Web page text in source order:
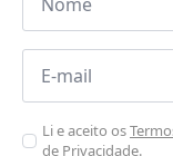
Email
Aceitar
Li e aceito os
de Privacidade.